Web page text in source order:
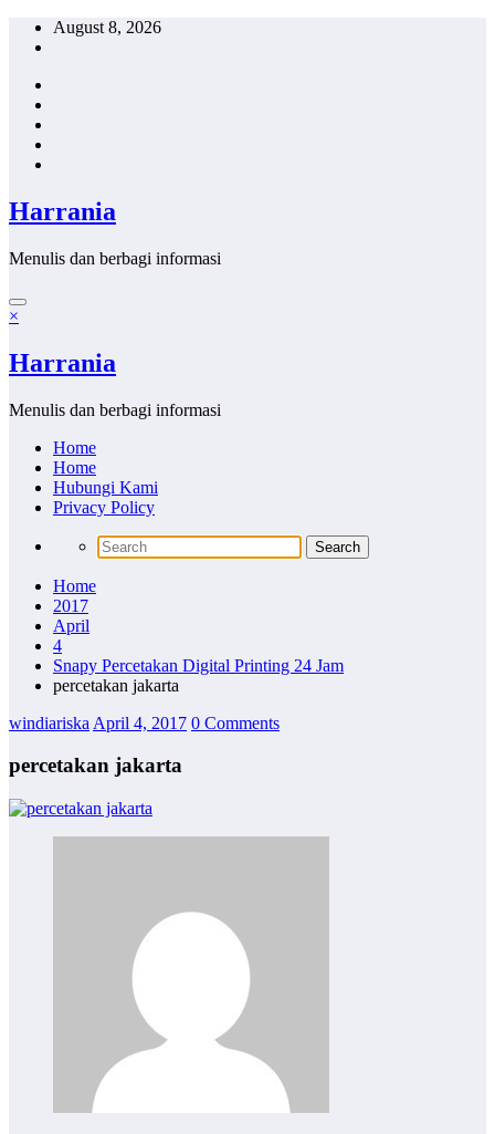
Skip
August 8, 2026
Harrania
Menulis dan berbagi informasi
×
Harrania
Menulis dan berbagi informasi
Home
Home
Hubungi Kami
Privacy Policy
Home
2017
April
4
Snapy Percetakan Digital Printing 24 Jam
percetakan jakarta
windiariska April 4, 2017 0 Comments
percetakan jakarta